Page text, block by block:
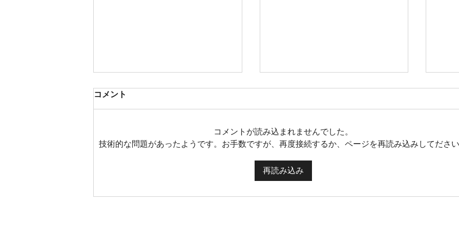
2月のSARIS RIDEのご案内！
コメント
コメントが読み込まれませんでした。
技術的な問題があったようです。お手数ですが、再度接続するか、ページを再読み込みしてださい
再読み込み